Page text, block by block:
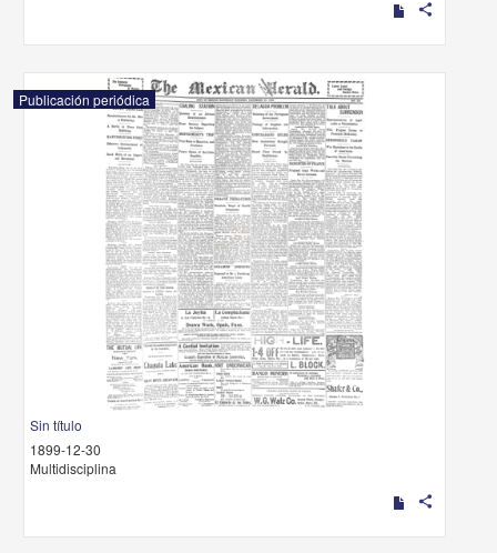
share
Publicación periódica
Sin título
1899-12-30
Multidisciplina
share